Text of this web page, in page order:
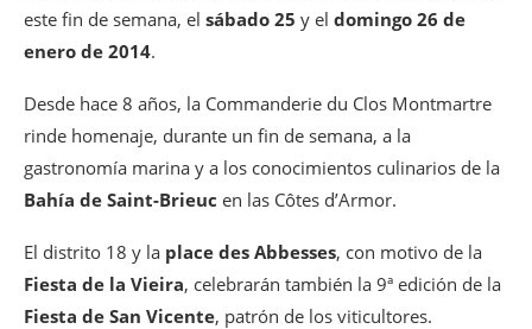
este fin de semana, el sábado 25 y el domingo 26 de
enero de 2014.
Desde hace 8 años, la Commanderie du Clos Montmartre
rinde homenaje, durante un fin de semana, a la
gastronomía marina y a los conocimientos culinarios de la
Bahía de Saint-Brieuc en las Côtes d’Armor.
El distrito 18 y la place des Abbesses, con motivo de la
Fiesta de la Vieira, celebrarán también la 9ª edición de la
Fiesta de San Vicente, patrón de los viticultores.